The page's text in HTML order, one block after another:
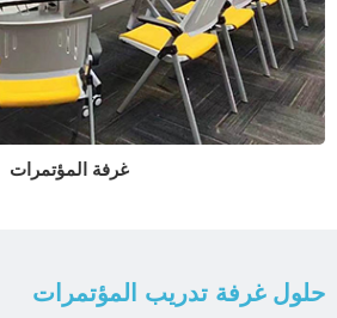
غرفة المؤتمرات
حلول غرفة تدريب المؤتمرات